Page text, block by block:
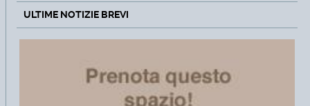
ULTIME NOTIZIE BREVI